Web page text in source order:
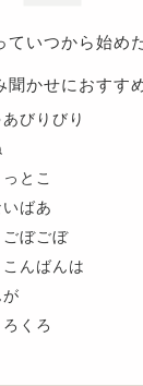
ていつから始め
聞かせにおすす
びりびり
とこ
ばあ
ぼごぼ
んばんは
くろ